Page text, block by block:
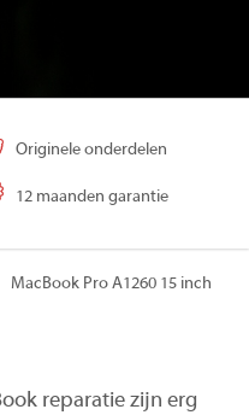
Originele onderdelen
12 maanden garantie
MacBook Pro A1260 15 inch
reparatie zijn erg